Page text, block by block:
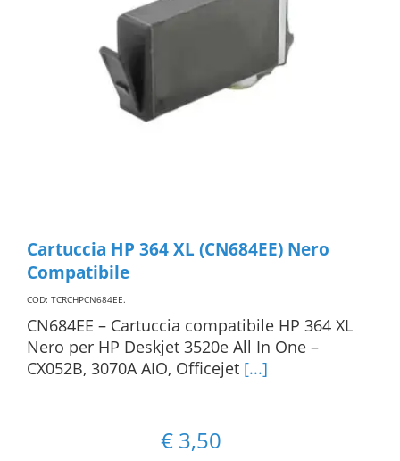
Cartuccia HP 364 XL (CN684EE) Nero
Compatibile
COD: TCRCHPCN684EE.
CN684EE – Cartuccia compatibile HP 364 XL
Nero per HP Deskjet 3520e All In One –
CX052B, 3070A AIO, Officejet [...]
€ 3,50